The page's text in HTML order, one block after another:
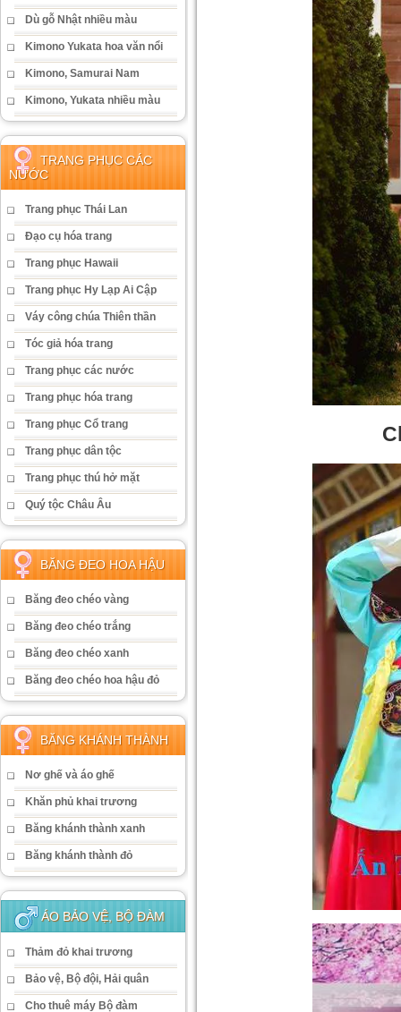
Dù gỗ Nhật nhiều màu
Kimono Yukata hoa văn nổi
Kimono, Samurai Nam
Kimono, Yukata nhiều màu
TRANG PHỤC CÁC
NƯỚC
Trang phục Thái Lan
Đạo cụ hóa trang
Trang phục Hawaii
Trang phục Hy Lạp Ai Cập
Váy công chúa Thiên thần
Tóc giả hóa trang
Trang phục các nước
Trang phục hóa trang
Trang phục Cổ trang
Trang phục dân tộc
Trang phục thú hở mặt
Quý tộc Châu Âu
BĂNG ĐEO HOA HẬU
Băng đeo chéo vàng
Băng đeo chéo trắng
Băng đeo chéo xanh
Băng đeo chéo hoa hậu đỏ
BĂNG KHÁNH THÀNH
Nơ ghế và áo ghế
Khăn phủ khai trương
Băng khánh thành xanh
Băng khánh thành đỏ
ÁO BẢO VỆ, BỘ ĐÀM
Thảm đỏ khai trương
Bảo vệ, Bộ đội, Hải quân
Cho thuê máy Bộ đàm